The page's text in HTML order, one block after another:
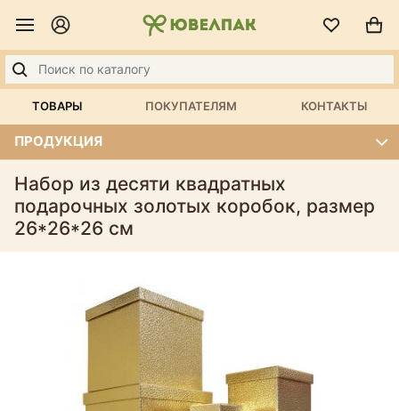
ТОВАРЫ ПОКУПАТЕЛЯМ КОНТАКТЫ
ПРОДУКЦИЯ
Набор из десяти квадратных
подарочных золотых коробок, размер
26*26*26 см